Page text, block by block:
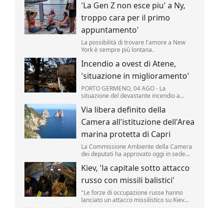
"Fridays for Future" ha indetto per giovedì
pomeriggio una manifestazione davanti
alla Cancelleria federale tedesca a
Berlino.
'La Gen Z non esce piu' a Ny,
troppo cara per il primo
appuntamento'
La possibilità di trovare l'amore a New
York è sempre più lontana.
Incendio a ovest di Atene,
'situazione in miglioramento'
PORTO GERMENO, 04 AGO - La
situazione del devastante incendio a
migliorata", secondo i vigili del fuoco
mobilitati per il quinto giorno consecutivo
per domare le fiamme che hanno colpito
migliaia di ettari di pinete, macchia ...
Via libera definito della
Camera all'istituzione dell'Area
marina protetta di Capri
La Commissione Ambiente della Camera
dei deputati ha approvato oggi in sede
l'istituzione di un Area marina protetta
attorno all'isola di Capri.
Kiev, 'la capitale sotto attacco
russo con missili balistici'
"Le forze di occupazione russe hanno
lanciato un attacco missilistico su Kiev